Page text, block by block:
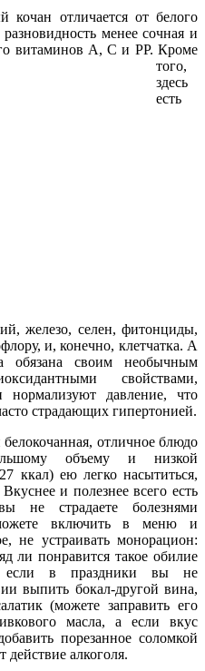
кочан отличается от белого
менее сочная и
витаминов А, С и PP. Кроме
того,
здесь
есть
железо, селен, фитонциды,
и, конечно, клетчатка. А
обязана своим необычным
свойствами,
нормализуют давление, что
страдающих гипертонией.
отличное блюдо
объему и низкой
ккал) ею легко насытиться,
и полезнее всего есть
страдаете болезнями
можете включить в меню и
не устраивать монорацион:
ли понравится такое обилие
если в праздники вы не
выпить бокал-другой вина,
(можете заправить его
масла, а если вкус
порезанное соломкой
действие алкоголя.